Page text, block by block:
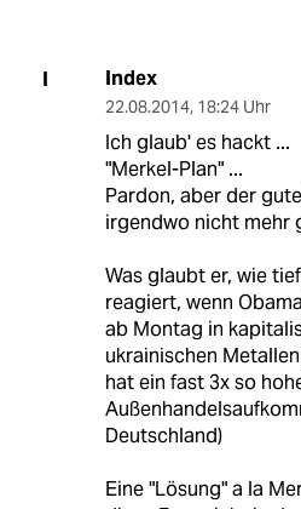
I Index
22.08.2014, 18:24 Uhr
Ich glaub' es hackt ...
"Merkel-Plan" ...
Pardon, aber der
irgendwo nicht mehr
Was glaubt er, wie
reagiert, wenn
ab Montag in
ukrainischen
hat ein fast 3x so
Deutschland)
Eine "Lösung" a la